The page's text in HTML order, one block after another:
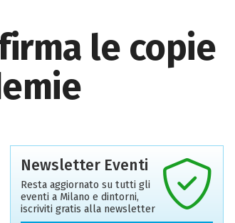
le copie
Newsletter Eventi
Resta aggiornato su tutti gli
eventi a Milano e dintorni,
iscriviti gratis alla newsletter